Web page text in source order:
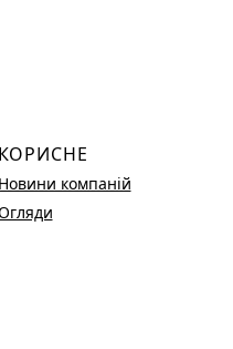
КОРИСНЕ
Новини компаній